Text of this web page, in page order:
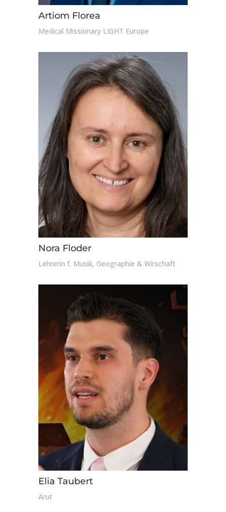
Artiom Florea
Medical Missionary LIGHT Europe
Nora Floder
Lehrerin f. Musik, Geographie & Wirschaft
Elia Taubert
Arut